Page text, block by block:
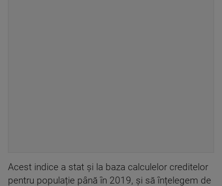
Acest indice a stat și la baza calculelor creditelor
pentru populație până în 2019, și să înțelegem de